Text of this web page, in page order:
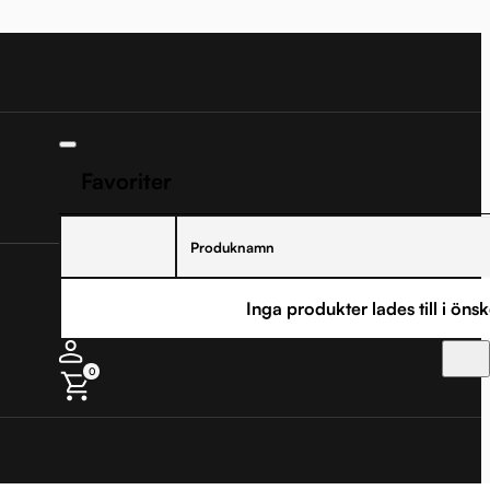
Produknamn
Inga produkter lades till i
0